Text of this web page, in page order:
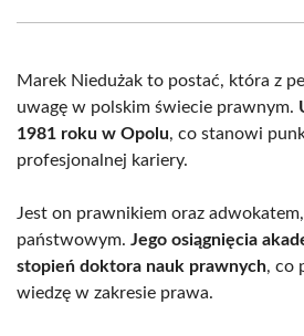
(Twitter)
Marek Niedużak to postać, która z
uwagę w polskim świecie prawnym.
1981 roku w Opolu, co stanowi
profesjonalnej kariery.
Jest on prawnikiem oraz
państwowym. Jego osiągnięcia
stopień doktora nauk prawnych, co
wiedzę w zakresie prawa.